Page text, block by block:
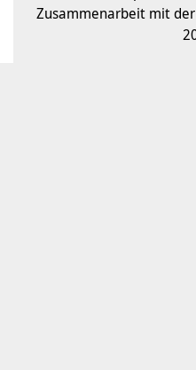
Zusammenarbeit mit